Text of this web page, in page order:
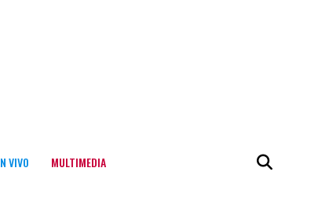
VIVO MULTIMEDIA